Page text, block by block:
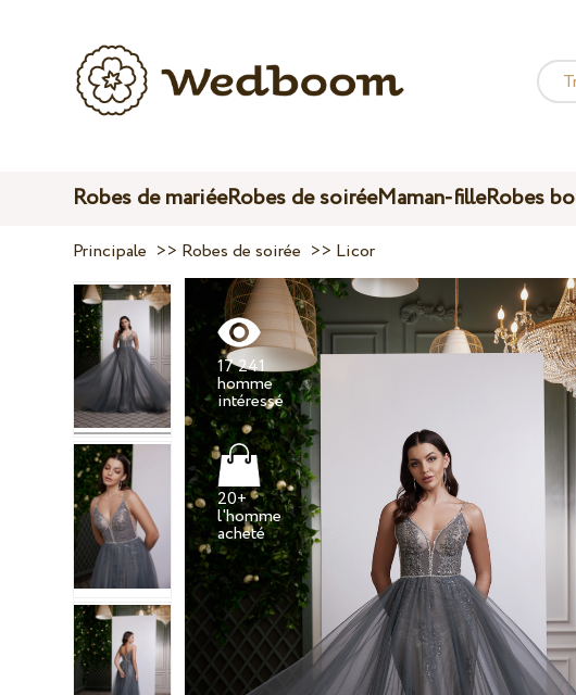
Robes de mariéeRobes de soiréeMaman-filleRobes
Principale >> Robes de soirée >> Licor
17 241
homme
intéressé
20+
l'homme
acheté